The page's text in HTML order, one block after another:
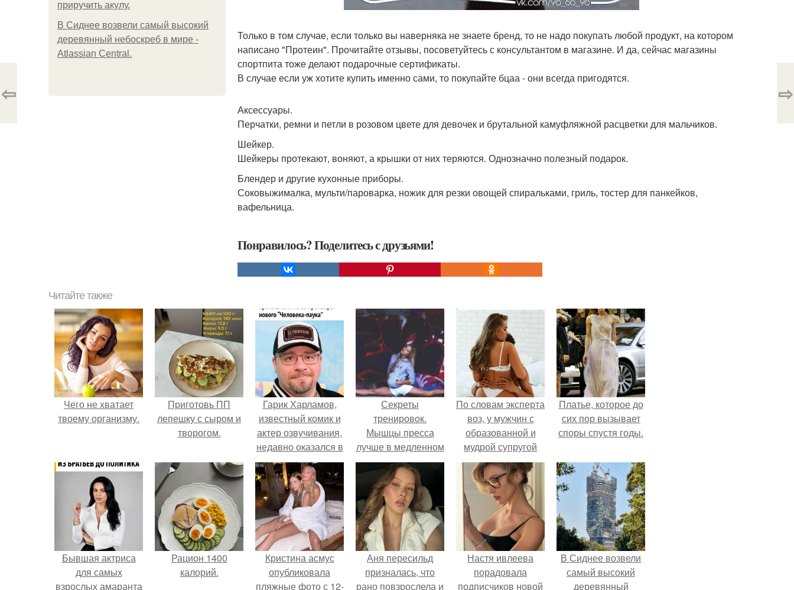
приручить акулу.
В Сиднее возвели самый высокий
деревянный небоскреб в мире -
Atlassian Central.
Только в том случае, если только вы наверняка не знаете бренд, то не надо покупать любой продукт, на котором
написано "Протеин". Прочитайте отзывы, посоветуйтесь с консультантом в магазине. И да, сейчас магазины
спортпита тоже делают подарочные сертификаты.
В случае если уж хотите купить именно сами, то покупайте бцаа - они всегда пригодятся.
Аксессуары.
Перчатки, ремни и петли в розовом цвете для девочек и брутальной камуфляжной расцветки для мальчиков.
Шейкер.
Шейкеры протекают, воняют, а крышки от них теряются. Однозначно полезный подарок.
Блендер и другие кухонные приборы.
Соковыжималка, мульти/пароварка, ножик для резки овощей спиральками, гриль, тостер для панкейков,
вафельница.
Понравилось? Поделитесь с друзьями!
⇦ ⇨
Читайте также
Чего не хватает
твоему организму.
Приготовь ПП
лепешку с сыром и
творогом.
Гарик Харламов,
известный комик и
актер озвучивания,
недавно оказался в
центре внимания
из-за своей работы
над озвучкой
мультфильма про
колобка.
Секреты
тренировок.
Мышцы пресса
лучше в медленном
темпе тренировать.
По словам эксперта
воз, у мужчин с
образованной и
мудрой супругой
вероятность
скоропостижной
смерти якобы на
46% ниже.
Платье, которое до
сих пор вызывает
споры спустя годы.
Бывшая актриса
для самых
взрослых амаранта
Рацион 1400
калорий.
Кристина асмус
опубликовала
пляжные фото с 12-
Аня пересильд
призналась, что
рано повзрослела и
Настя ивлеева
порадовала
подписчиков новой
В Сиднее возвели
самый высокий
деревянный